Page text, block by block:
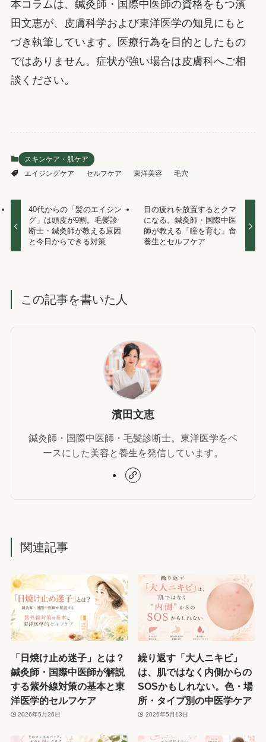
本コラムは、鍼灸師・国際中医師の資格をもつ濱
田文恵が、皮膚科学および東洋医学の知見にもと
づき執筆しています。医療行為を目的としたもの
ではありません。症状が強い場合は皮膚科へご相
談ください。
スキンケア・肌ケア
エイジングケア
セルフケア 東洋美容 毛穴
40代からの「髪のエイジン
グ」は頭皮が9割。毛髪診
断士・鍼灸師が教える原因
と今日からできる対策
目の疲れを放置するとクマ
になる。鍼灸師・国際中医
師が教える「瞳を育む」食
養生とセルフケア
この記事を書いた人
濱田文恵
鍼灸師・国際中医師・毛髪診断士。東洋医学をベ
ースにした美容と養生を発信しています。
関連記事
「日焼け止め迷子」とは？
鍼灸師・国際中医師が解説
する紫外線対策の基本と東
洋医学的セルフケア
2026年5月26日
繰り返す「大人ニキビ」
は、肌ではなく内側からの
SOSかもしれない。色・場
所・タイプ別の中医学ケア
2026年5月13日